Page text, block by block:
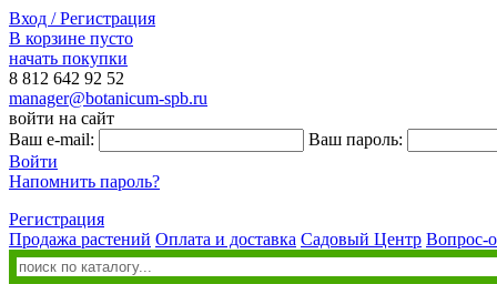
Вход / Регистрация
В корзине пусто
начать покупки
8 812 642 92 52
manager@botanicum-spb.ru
войти на сайт
Ваш e-mail:
Ваш пароль:
Войти
Напомнить пароль?
Регистрация
Продажа растений Оплата и доставка Садовый Центр Вопрос-